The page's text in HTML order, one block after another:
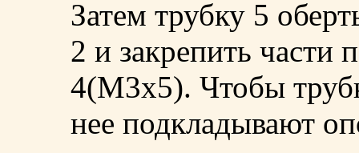
Затем трубку 5
2 и закрепить части
4(М3х5). Чтобы
нее подкладывают